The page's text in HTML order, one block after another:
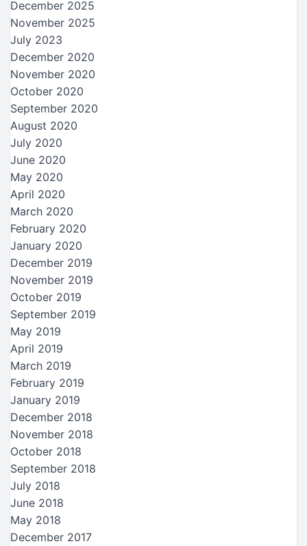
December 2025
November 2025
July 2023
December 2020
November 2020
October 2020
September 2020
August 2020
July 2020
June 2020
May 2020
April 2020
March 2020
February 2020
January 2020
December 2019
November 2019
October 2019
September 2019
May 2019
April 2019
March 2019
February 2019
January 2019
December 2018
November 2018
October 2018
September 2018
July 2018
June 2018
May 2018
December 2017